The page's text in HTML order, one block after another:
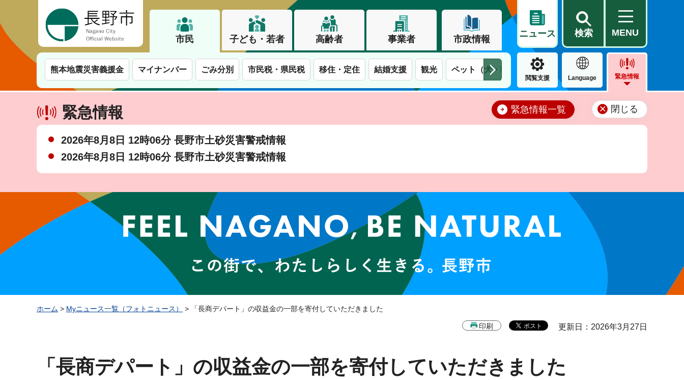
市民 子ども・若者 高齢者 事業者 市政情報
ニュース 検索 MENU
熊本地震災害義援金 マイナンバー ごみ分別 市民税・県民税 移住・定住 結婚支援 観光 ペット（犬・猫） 住民票・戸籍 公営住宅
閲覧支援 Language 緊急情報
緊急情報
2026年8月8日 12時06分 長野市土砂災害警戒情報
2026年8月8日 12時06分 長野市土砂災害警戒情報
緊急情報一覧 閉じる
この街で、わたしらしく生きる。長野市
ホーム > Myニュース一覧（フォトニュース） > 「長商デパート」の収益金の一部を寄付していただきました
印刷 更新日：2026年3月27日
「長商デパート」の収益金の一部を寄付していただきました